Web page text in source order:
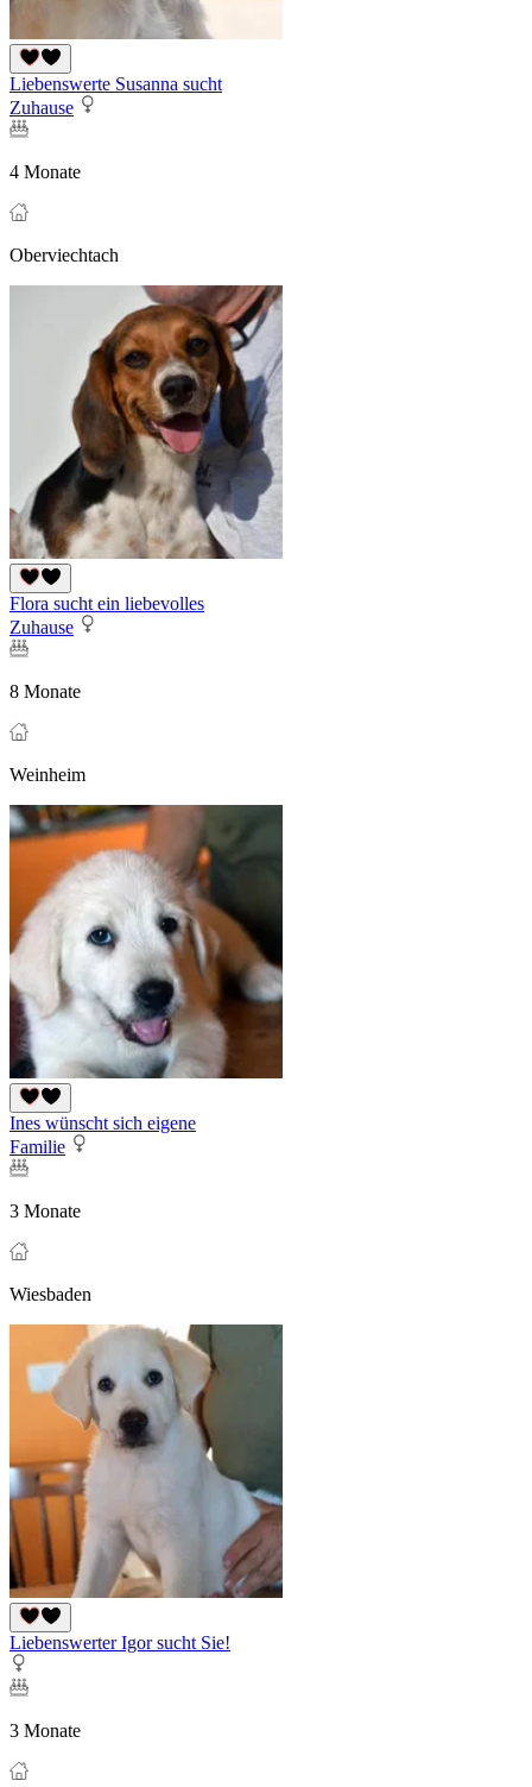
Liebenswerte Susanna sucht
Zuhause
4 Monate
Oberviechtach
Flora sucht ein liebevolles
Zuhause
8 Monate
Weinheim
Ines wünscht sich eigene
Familie
3 Monate
Wiesbaden
Liebenswerter Igor sucht Sie!
3 Monate